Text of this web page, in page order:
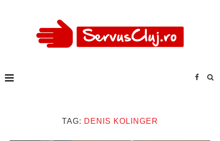
TAG: DENIS KOLINGER